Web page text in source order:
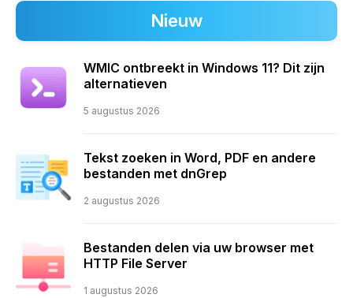
Nieuw
WMIC ontbreekt in Windows 11? Dit zijn
alternatieven
5 augustus 2026
Tekst zoeken in Word, PDF en andere
bestanden met dnGrep
2 augustus 2026
Bestanden delen via uw browser met
HTTP File Server
1 augustus 2026